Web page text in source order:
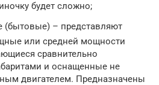
будет сложно;
(бытовые) – представляют
или средней мощности
сравнительно
и оснащенные не
двигателем. Предназначены